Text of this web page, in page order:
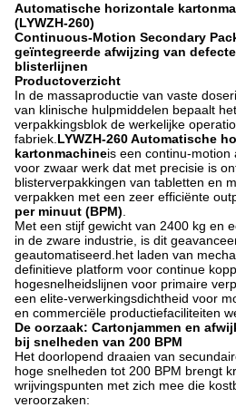
Automatische horizontale
(LYWZH-260)
Continuous-Motion Secondary
geïntegreerde afwijzing van
blisterlijnen
Productoverzicht
In de massaproductie van vaste
van klinische hulpmiddelen bepaalt
verpakkingsblok de werkelijke
fabriek. LYWZH-260 Automatische
kartonmachineis een continu-motion
voor zwaar werk dat met precisie is
blisterverpakkingen van tabletten en
verpakken met een zeer efficiënte
per minuut (BPM)
Met een stijf gewicht van 2400 kg en
in de zware industrie, is dit
geautomatiseerd.het laden van
definitieve platform voor continue
hogesnelheidslijnen voor primaire
een elite-verwerkingsdichtheid voor
en commerciële productiefaciliteiten
De oorzaak: Cartonjammen en
bij snelheden van 200 BPM
Het doorlopend draaien van
hoge snelheden tot 200 BPM brengt
wrijvingspunten met zich mee die
veroorzaken: